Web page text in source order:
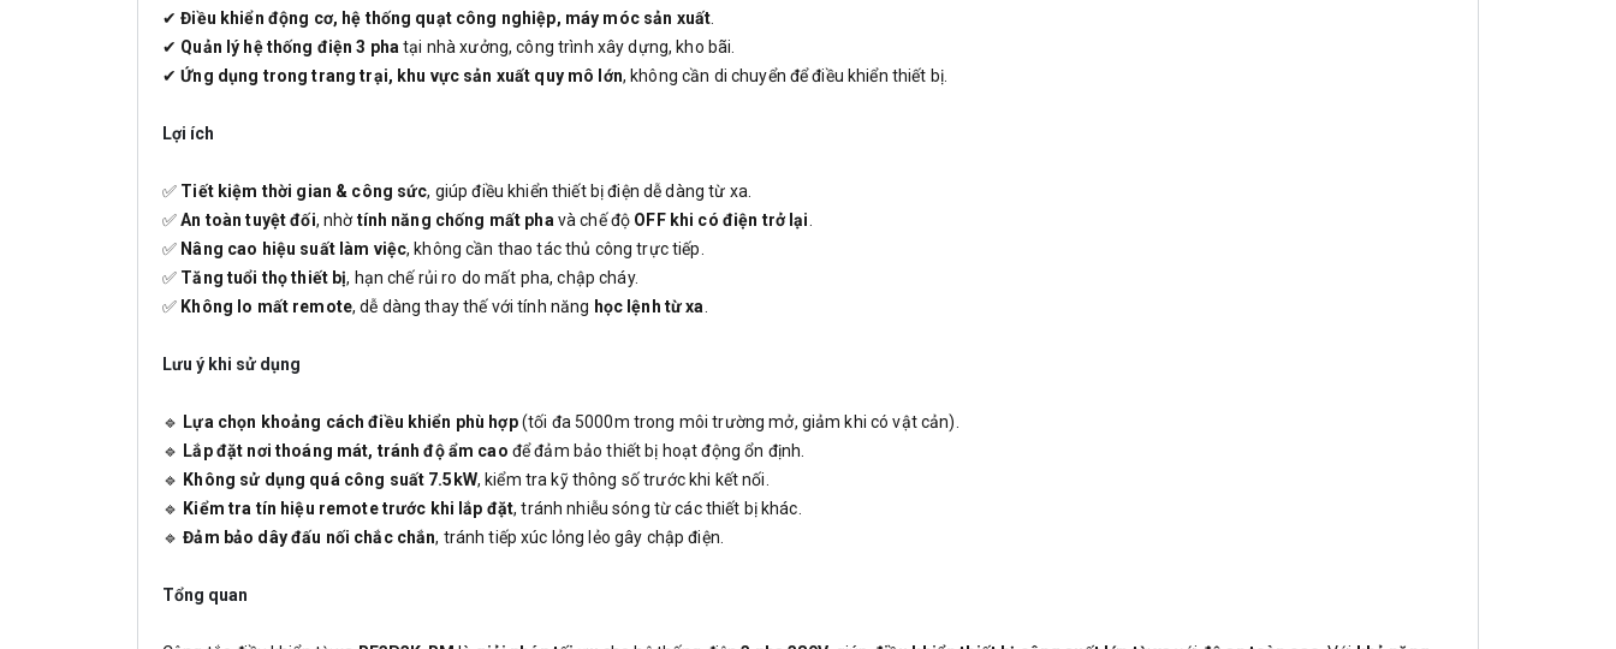
✔Điều khiển động cơ, hệ thống quạt công nghiệp, máy móc sản xuất
✔ Quản lý hệ thống điện 3 pha tại nhà xưởng, công trình xây dựng, kho bãi.
✔Ứng dụng trong trang trại, khu vực sản xuất quy mô lớn, không cần di chuyển để điều khiển thiết bị.
Lợi ích
✅ Tiết kiệm thời gian & công sức, giúp điều khiển thiết bị điện dễ dàng từ xa.
✅An toàn tuyệt đối, nhờtính năng chống mất pha và chế độ OFF khi có điện trở lại
✅ Nâng cao hiệu suất làm việc, không cần thao tác thủ công trực tiếp.
✅ Tăng tuổi thọ thiết bị, hạn chế rủi ro do mất pha, chập cháy.
✅ Không lo mất remote, dễ dàng thay thế với tính năng học lệnh từ xa
Lưu ý khi sử dụng
🔹 Lựa chọn khoảng cách điều khiển phù hợp(tối đa 5000m trong môi trường mở, giảm khi có vật cản).
🔹 Lắp đặt nơi thoáng mát, tránh độ ẩm cao để đảm bảo thiết bị hoạt động ổn định.
🔹 Không sử dụng quá công suất 7.5kW, kiểm tra kỹ thông số trước khi kết nối.
🔹 Kiểm tra tín hiệu remote trước khi lắp đặt, tránh nhiễu sóng từ các thiết bị khác.
🔹Đảm bảo dây đấu nối chắc chắn, tránh tiếp xúc lỏng lẻo gây chập điện.
Tổng quan